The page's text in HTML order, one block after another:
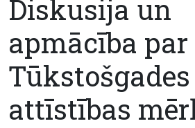
Diskusija un
apmācība par
Tūkstošgades
attīstības